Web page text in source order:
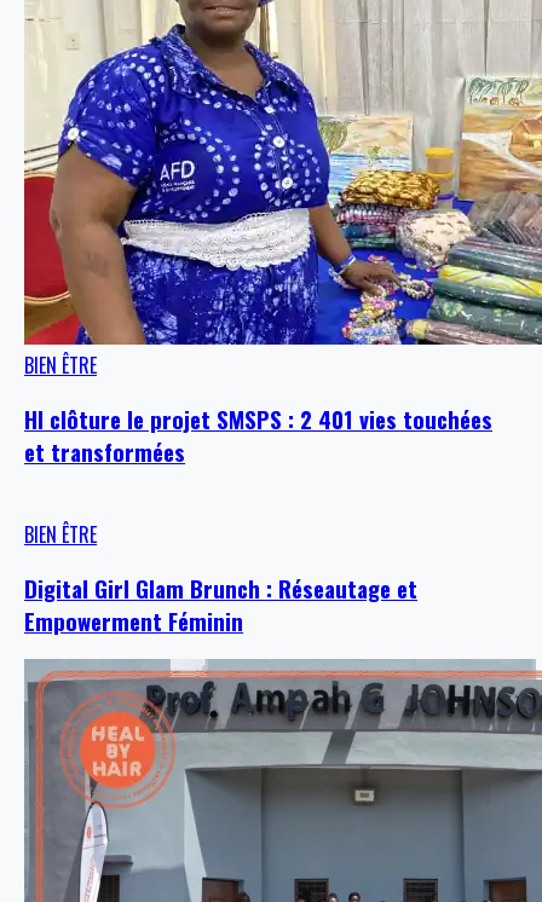
BIEN ÊTRE
HI clôture le projet SMSPS : 2 401 vies touchées
et transformées
BIEN ÊTRE
Digital Girl Glam Brunch : Réseautage et
Empowerment Féminin